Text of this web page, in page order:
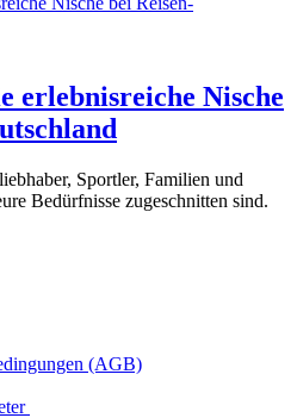
erlebnisreiche Nische
Sportler, Familien und
Bedürfnisse zugeschnitten sind.
(AGB)